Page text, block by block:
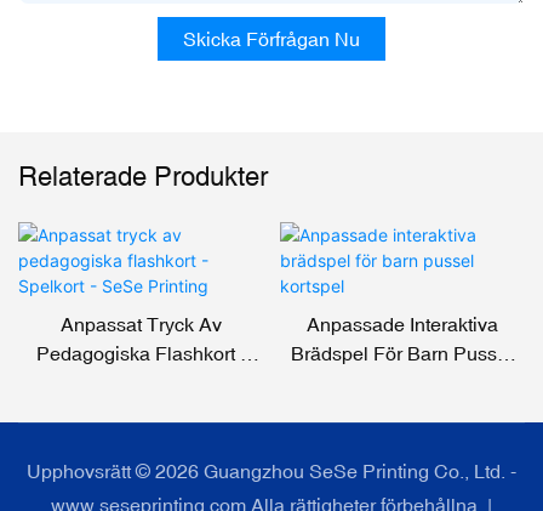
Skicka Förfrågan Nu
Relaterade Produkter
Anpassat Tryck Av
Pedagogiska Flashkort -
Anpassade Interaktiva
Brädspel För Barn Pussel
Upphovsrätt © 2026 Guangzhou SeSe Printing Co., Ltd. -
www.seseprinting.com Alla rättigheter förbehållna. |